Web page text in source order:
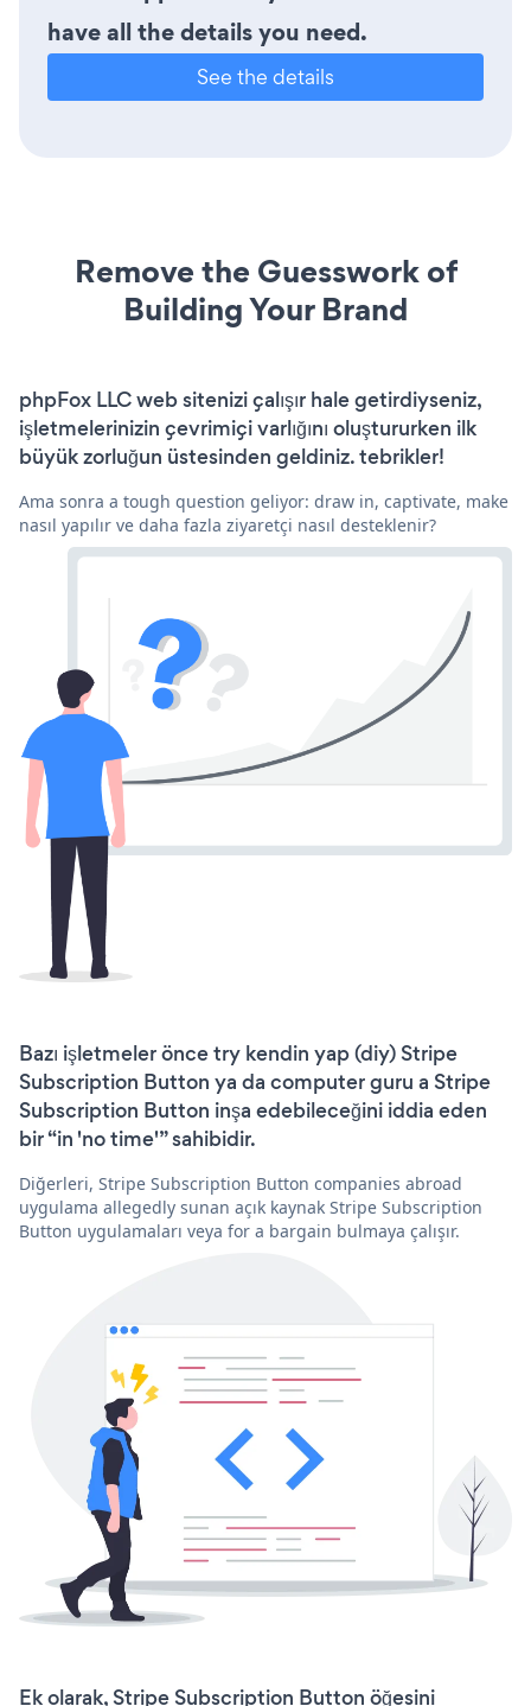
have all the details you need.
See the details
Remove the Guesswork of
Building Your Brand
phpFox LLC web sitenizi çalışır hale getirdiyseniz,
işletmelerinizin çevrimiçi varlığını oluştururken ilk
büyük zorluğun üstesinden geldiniz. tebrikler!
Ama sonra a tough question geliyor: draw in, captivate, make
nasıl yapılır ve daha fazla ziyaretçi nasıl desteklenir?
Bazı işletmeler önce try kendin yap (diy) Stripe
Subscription Button ya da computer guru a Stripe
Subscription Button inşa edebileceğini iddia eden
bir “in 'no time'” sahibidir.
Diğerleri, Stripe Subscription Button companies abroad
uygulama allegedly sunan açık kaynak Stripe Subscription
Button uygulamaları veya for a bargain bulmaya çalışır.
Ek olarak, Stripe Subscription Button öğesini